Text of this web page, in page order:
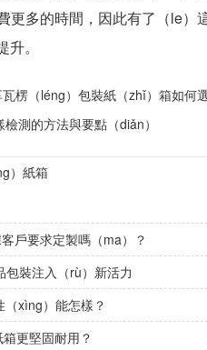
更多的時間，因此有了（le
。
楞（léng）包裝紙（zhǐ）箱如何
測的方法與要點（diǎn）
）紙箱
戶要求定製嗎（ma）？
裝注入（rù）新活力
xìng）能怎樣？
更堅固耐用？